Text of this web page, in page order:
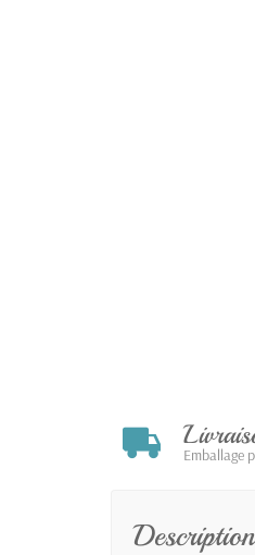
Emballage
Description